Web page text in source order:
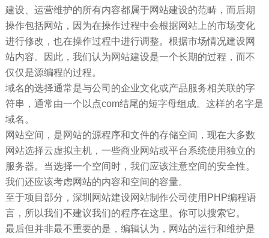
建设、运营维护的所有内容都属于网站建设的范畴，而后期
操作包括网站，因为在操作过程中会根据网站上的市场变化
进行修改，也在操作过程中进行调整。根据市场情况建设网
站内容。因此，我们认为网站建设是一个长期的过程，而不
仅仅是源编程的过程。
域名的选择通常是与公司的企业文化或产品服务相关联的字
符串，通常由一个以点com结尾的短字母组成。这样的名字是
域名。
网站空间，是网站的源程序和文件的存储空间，现在大多数
网站选择云虚拟主机，一些商业网站或平台系统使用独立的
服务器。当选择一个空间时，我们应该注意空间的安全性。
我们还应该考虑网站的内容和空间的容量。
至于项目部分，深圳网站建设网站制作公司使用PHP编程语
言，所以我们不建议我们的程序在这里。你可以搜索它。
最后但并非最不重要的是，编辑认为，网站的运行和维护是